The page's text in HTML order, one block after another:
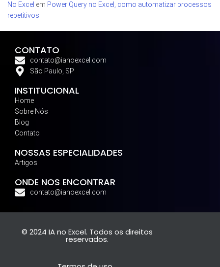
No Excel em Power Query no Excel, como automatizar processos
repetitivos
CONTATO
contato@ianoexcel.com
São Paulo, SP
INSTITUCIONAL
Home
Sobre Nós
Blog
Contato
NOSSAS ESPECIALIDADES
Artigos
ONDE NOS ENCONTRAR
contato@ianoexcel.com
© 2024 IA no Excel. Todos os direitos
reservados.